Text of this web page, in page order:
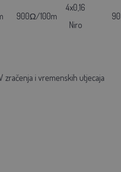
900Ω/100m
4x0,16
Niro
zračenja i vremenskih utjecaja